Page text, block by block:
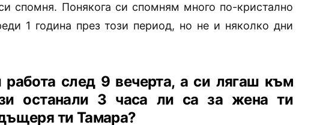
спомня. Понякога си спомням много по-кристално
1 година през този период, но не и няколко дни
след 9 вечерта, а си лягаш към
останали 3 часа ли са за жена ти
ти Тамара?